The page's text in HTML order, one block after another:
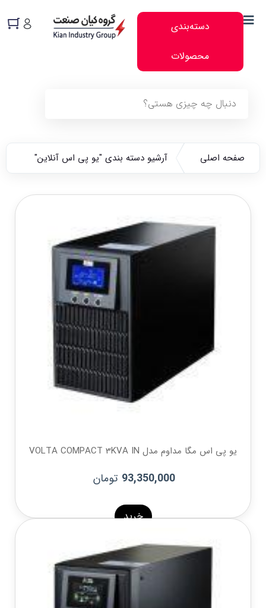
دسته‌بندی
محصولات
صفحه اصلی آرشیو دسته بندی "یو پی اس آنلاین"
یو پی اس مگا مداوم مدل VOLTA COMPACT 3KVA IN
93,350,000 تومان
خرید